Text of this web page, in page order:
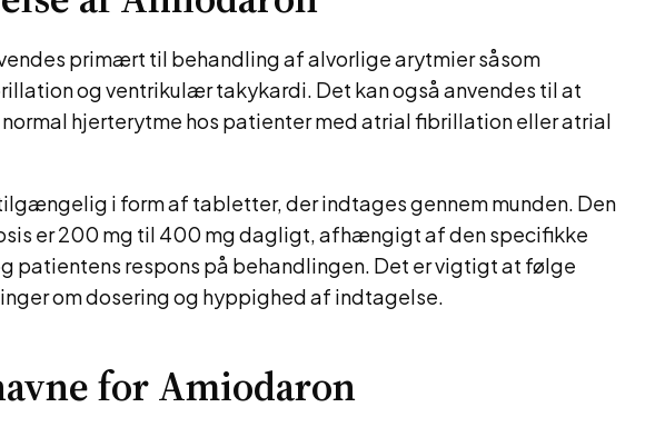
primært til behandling af alvorlige arytmier såsom
og ventrikulær takykardi. Det kan også anvendes til at
hjerterytme hos patienter med atrial fibrillation eller atrial
i form af tabletter, der indtages gennem munden. Den
er 200 mg til 400 mg dagligt, afhængigt af den specifikke
patientens respons på behandlingen. Det er vigtigt at følge
om dosering og hyppighed af indtagelse.
for Amiodaron